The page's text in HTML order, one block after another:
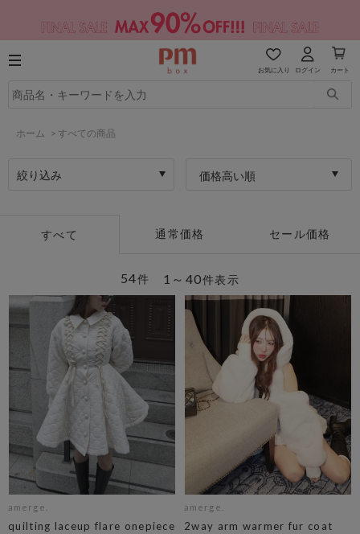
お気に入り ログイン カート
ホーム > すべての商品
絞り込み 価格高い順
すべて 通常価格 セール価格
1～40件表示
54件
amerge.
quilting laceup flare onepiece
amerge.
2way arm warmer fur coat